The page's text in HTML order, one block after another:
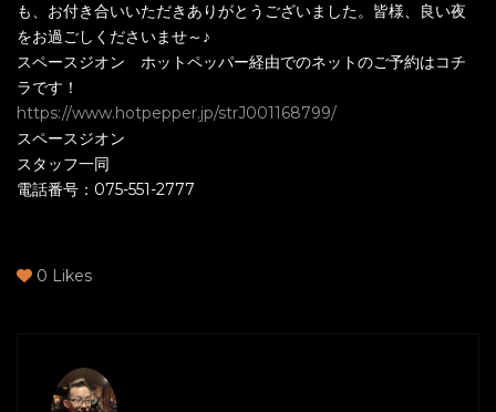
も、お付き合いいただきありがとうございました。皆様、良い夜
をお過ごしくださいませ～♪
スペースジオン ホットペッパー経由でのネットのご予約はコチ
ラです！
https://www.hotpepper.jp/strJ001168799/
スペースジオン
スタッフ一同
電話番号：075-551-2777
0 Likes